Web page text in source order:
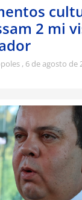
2 mi
6 de agosto de